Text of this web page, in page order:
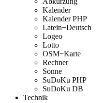
Kalender
Kalender PHP
Latein−Deutsch
Logeo
Lotto
OSM−Karte
Rechner
Sonne
SuDoKu PHP
SuDoKu DB
Technik